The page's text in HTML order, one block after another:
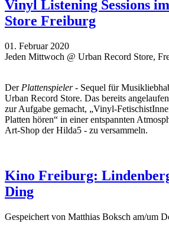
Vinyl Listening Sessions
Store Freiburg
01. Februar 2020
Jeden Mittwoch @ Urban Record Store,
Der Plattenspieler- Sequel für
Urban Record Store. Das bereits
zur Aufgabe gemacht, „Vinyl-
Platten hören“ in einer entspannten
Art-Shop der Hilda5 - zu versammeln.
Kino Freiburg:
Ding
Gespeichert von Matthias Boksch am/um